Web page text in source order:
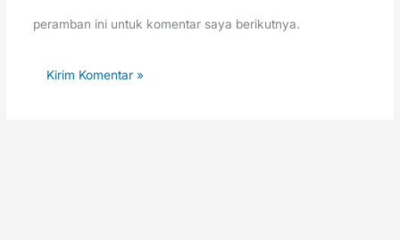
peramban ini untuk komentar saya berikutnya.